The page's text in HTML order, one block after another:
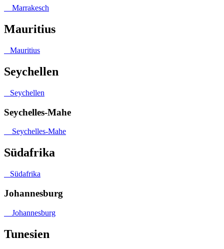
Marrakesch
Mauritius
Mauritius
Seychellen
Seychellen
Seychelles-Mahe
Seychelles-Mahe
Südafrika
Südafrika
Johannesburg
Johannesburg
Tunesien